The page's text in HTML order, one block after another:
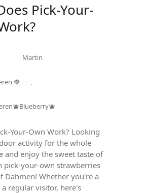
Pick-Your-
Martin
🍓
Your-Own Work? Looking
activity for the whole
and enjoy the sweet taste of
pick-your-own strawberries
Dahmen! Whether you're a
regular visitor, here's